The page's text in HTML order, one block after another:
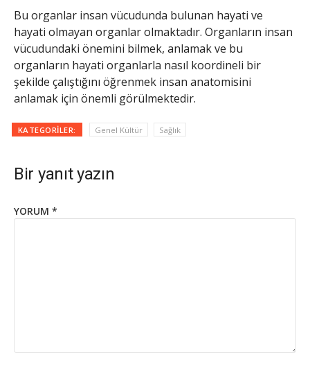
Bu organlar insan vücudunda bulunan hayati ve
hayati olmayan organlar olmaktadır. Organların insan
vücudundaki önemini bilmek, anlamak ve bu
organların hayati organlarla nasıl koordineli bir
şekilde çalıştığını öğrenmek insan anatomisini
anlamak için önemli görülmektedir.
KATEGORILER: Genel Kültür Sağlık
Bir yanıt yazın
YORUM *